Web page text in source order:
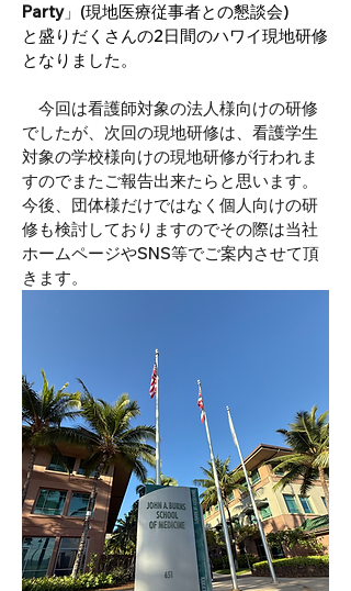
Party」 (現地医療従事者との懇談会)
と盛りだくさんの2日間のハワイ現地研修
となりました。
今回は看護師対象の法人様向けの研修
でしたが、次回の現地研修は、看護学生
対象の学校様向けの現地研修が行われま
すのでまたご報告出来たらと思います。
今後、団体様だけではなく個人向けの研
修も検討しておりますのでその際は当社
ホームページやSNS等でご案内させて頂
きます。